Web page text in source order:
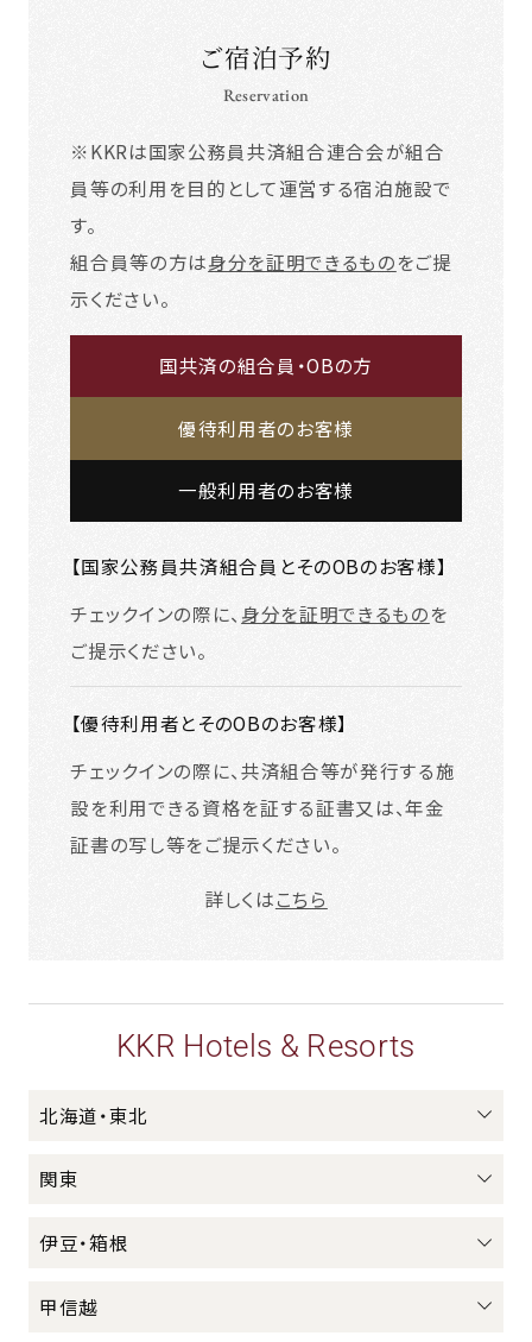
ご宿泊予約
Reservation
※KKRは国家公務員共済組合連合会が組合
員等の利用を目的として運営する宿泊施設で
す。
組合員等の方は身分を証明できるものをご提
示ください。
国共済の組合員・OBの方
優待利用者のお客様
一般利用者のお客様
【国家公務員共済組合員とそのOBのお客様】
チェックインの際に、身分を証明できるものを
ご提示ください。
【優待利用者とそのOBのお客様】
チェックインの際に、共済組合等が発行する施
設を利用できる資格を証する証書又は、年金
証書の写し等をご提示ください。
詳しくはこちら
KKR Hotels & Resorts
北海道・東北
関東
伊豆・箱根
甲信越